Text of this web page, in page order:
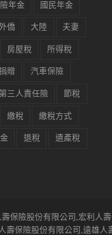
年金 國民年金
僑 大陸 夫妻
房屋稅 所得稅
贈 汽車保險
第三人責任險 節稅
繳稅 繳稅方式
退稅 遺產稅
保險股份有限公司,宏利人
保險股份有限公司,遠雄